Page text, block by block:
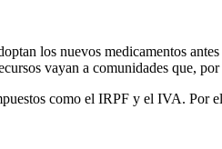
los nuevos medicamentos
vayan a comunidades que,
como el IRPF y el IVA.